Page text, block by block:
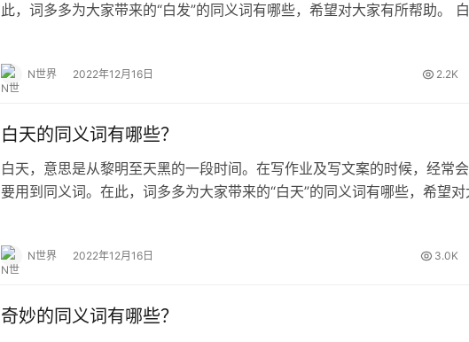
此，词多多为大家带来的“白发”的同义词有哪些，希望对大家有所帮助。
N世界 2022年12月16日 2.2K
白天的同义词有哪些？
白天，意思是从黎明至天黑的一段时间。在写作业及写文案的时候，经常
要用到同义词。在此，词多多为大家带来的“白天”的同义词有哪些，希望对
N世界 2022年12月16日 3.0K
奇妙的同义词有哪些？